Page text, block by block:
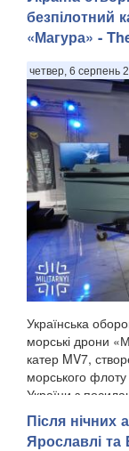
безпілотний
«Магура» -
четвер, 6 серпень
Українська
морські дрони
катер MV7,
морського флоту
України з
Після нічних
Ярославлі та